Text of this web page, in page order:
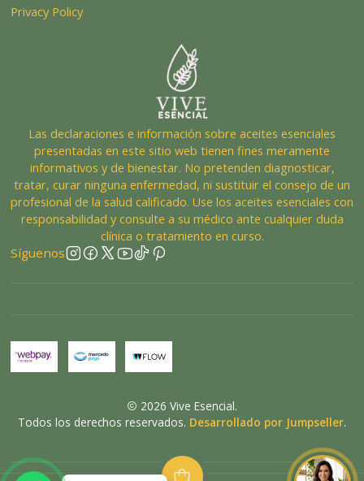
Privacy Policy
Las declaraciones e información sobre aceites esenciales
presentadas en este sitio web tienen fines meramente
informativos y de bienestar. No pretenden diagnosticar,
tratar, curar ninguna enfermedad, ni sustituir el consejo de un
profesional de la salud calificado. Use los aceites esenciales con
responsabilidad y consulte a su médico ante cualquier duda
clínica o tratamiento en curso.
Síguenos
2026 Vive Esencial.
Todos los derechos reservados. Desarrollado por Jumpseller.